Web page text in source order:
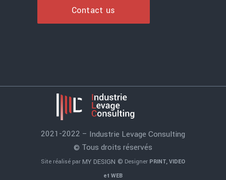
Contact us
2021-2022 – Industrie Levage Consulting
© Tous droits réservés
Site réalisé par MY DESIGN © Designer PRINT, VIDEO
et WEB